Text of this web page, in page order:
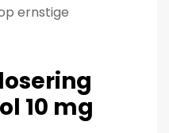
ernstige
10 mg